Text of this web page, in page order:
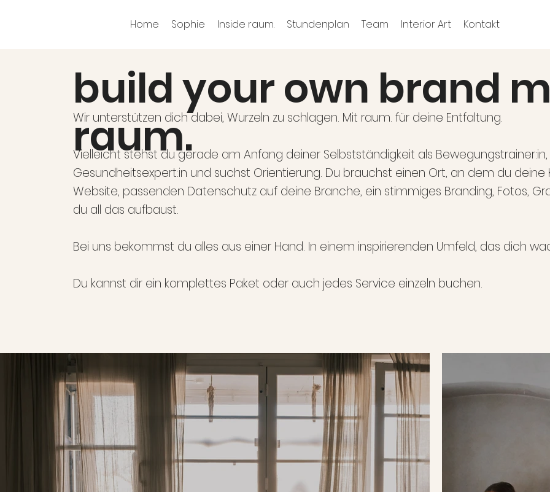
Home Sophie Inside raum. Stundenplan Team Interior Art Kontakt
build your own brand
raum.
Wir unterstützen dich dabei, Wurzeln zu schlagen. Mit raum. für deine Entfaltung.
Vielleicht stehst du gerade am Anfang deiner Selbstständigkeit als
Gesundheitsexpert:in und suchst Orientierung. Du brauchst einen Ort, an dem du deine
Website, passenden Datenschutz auf deine Branche, ein stimmiges Branding, Fotos,
du all das aufbaust.
Bei uns bekommst du alles aus einer Hand. In einem inspirierenden Umfeld, das dich
Du kannst dir ein komplettes Paket oder auch jedes Service einzeln buchen.